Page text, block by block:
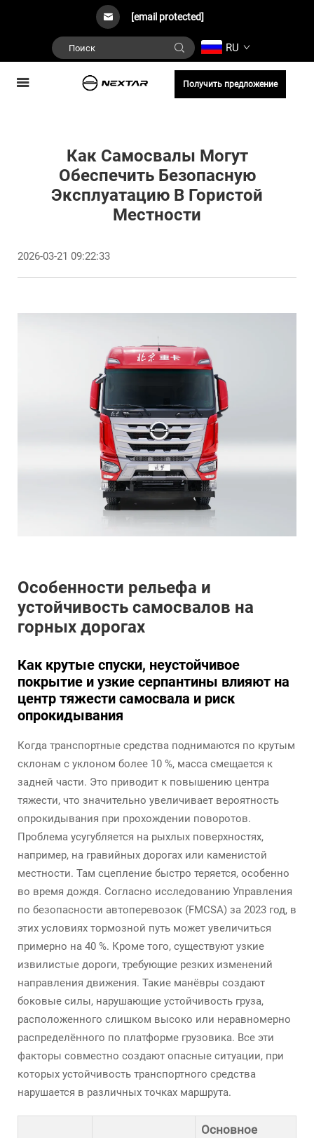
[email protected]
RU
Получить предложение
Как Самосвалы Могут
Обеспечить Безопасную
Эксплуатацию В Гористой
Местности
2026-03-21 09:22:33
Особенности рельефа и
устойчивость самосвалов на
горных дорогах
Как крутые спуски, неустойчивое
покрытие и узкие серпантины влияют на
центр тяжести самосвала и риск
опрокидывания
Когда транспортные средства поднимаются по крутым
склонам с уклоном более 10 %, масса смещается к
задней части. Это приводит к повышению центра
тяжести, что значительно увеличивает вероятность
опрокидывания при прохождении поворотов.
Проблема усугубляется на рыхлых поверхностях,
например, на гравийных дорогах или каменистой
местности. Там сцепление быстро теряется, особенно
во время дождя. Согласно исследованию Управления
по безопасности автоперевозок (FMCSA) за 2023 год, в
этих условиях тормозной путь может увеличиться
примерно на 40 %. Кроме того, существуют узкие
извилистые дороги, требующие резких изменений
направления движения. Такие манёвры создают
боковые силы, нарушающие устойчивость груза,
расположенного слишком высоко или неравномерно
распределённого по платформе грузовика. Все эти
факторы совместно создают опасные ситуации, при
которых устойчивость транспортного средства
нарушается в различных точках маршрута.
Основное